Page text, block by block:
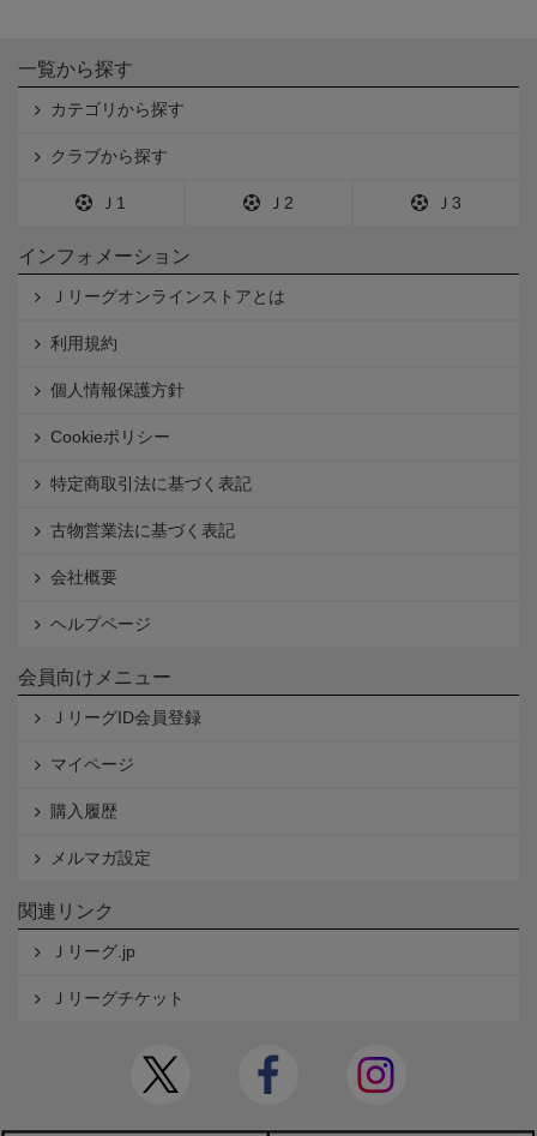
一覧から探す
カテゴリから探す
クラブから探す
Ｊ1 Ｊ2 Ｊ3
インフォメーション
Ｊリーグオンラインストアとは
利用規約
個人情報保護方針
Cookieポリシー
特定商取引法に基づく表記
古物営業法に基づく表記
会社概要
ヘルプページ
会員向けメニュー
ＪリーグID会員登録
マイページ
購入履歴
メルマガ設定
関連リンク
Ｊリーグ.jp
Ｊリーグチケット